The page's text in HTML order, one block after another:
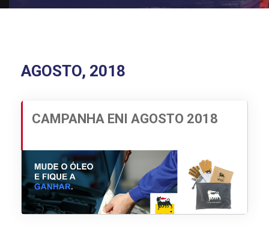
AGOSTO, 2018
CAMPANHA ENI AGOSTO 2018